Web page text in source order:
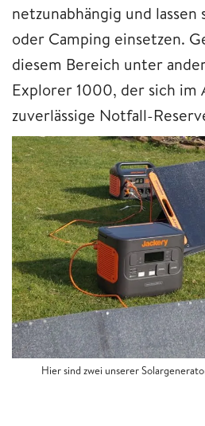
netzunabhängig und lassen
oder Camping einsetzen.
diesem Bereich unter
Explorer 1000, der sich im
zuverlässige Notfall-
Hier sind zwei unserer